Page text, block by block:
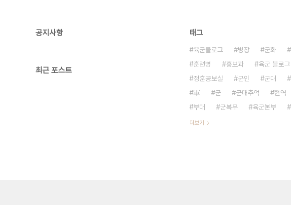
공지사항
최근 포스트
태그
육군블로그 병장 군화
훈련병
홍보과 육군 블로그
정훈공보실
군인 군대
軍
군 군대추억 현역
부대
군복무 육군본부
더보기